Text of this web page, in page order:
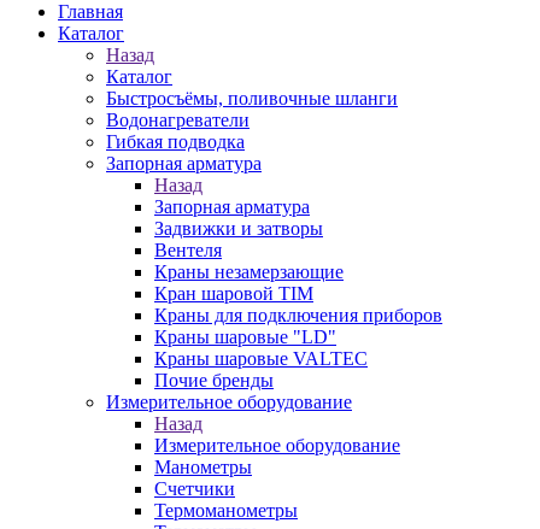
Главная
Каталог
Назад
Каталог
Быстросъёмы, поливочные шланги
Водонагреватели
Гибкая подводка
Запорная арматура
Назад
Запорная арматура
Задвижки и затворы
Вентеля
Краны незамерзающие
Кран шаровой TIM
Краны для подключения приборов
Краны шаровые "LD"
Краны шаровые VALTEC
Почие бренды
Измерительное оборудование
Назад
Измерительное оборудование
Манометры
Счетчики
Термоманометры